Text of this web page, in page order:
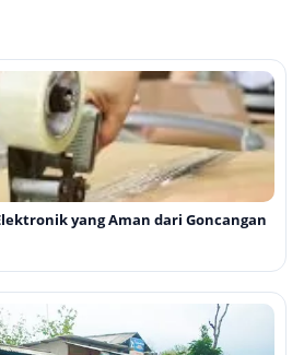
yang Aman dari Goncangan